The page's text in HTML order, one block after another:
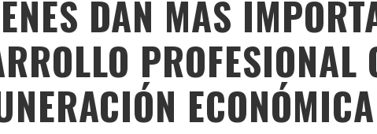
DAN MÁS
PROFESIONAL
ECONÓMICA